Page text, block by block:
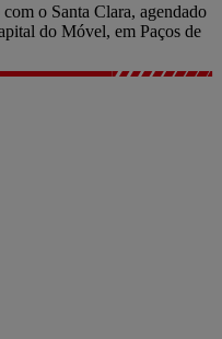
o Santa Clara, agendado
do Móvel, em Paços de